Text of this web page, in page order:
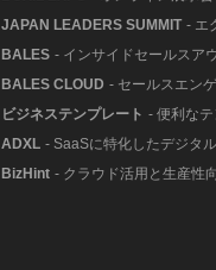
JAPAN LEADERS SUMMIT - エ
BALES - インサイドセールスア
BALES CLOUD - セールスエン
ビジネステンプレート - 便利な
ADXL - SaaSに特化したデジタ
BizHint - クラウド活用と生産性